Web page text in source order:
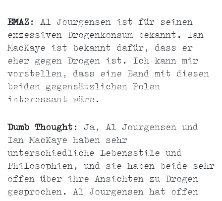
EMAZ : Al Jourgensen ist für seinen
exzessiven Drogenkonsum bekannt. Ian
MacKaye ist bekannt dafür, dass er
eher gegen Drogen ist. Ich kann mir
vorstellen, dass eine Band mit diesen
beiden gegensätzlichen Polen
interessant wäre.
Dumb Thought : Ja, Al Jourgensen und
Ian MacKaye haben sehr
unterschiedliche Lebensstile und
Philosophien, und sie haben beide sehr
offen über ihre Ansichten zu Drogen
gesprochen. Al Jourgensen hat offen